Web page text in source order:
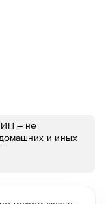
ИП – не
и иных